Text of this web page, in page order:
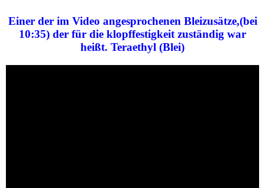
Einer der im Video angesprochenen Bleizusätze,(bei
10:35) der für die klopffestigkeit zuständig war
heißt. Teraethyl (Blei)